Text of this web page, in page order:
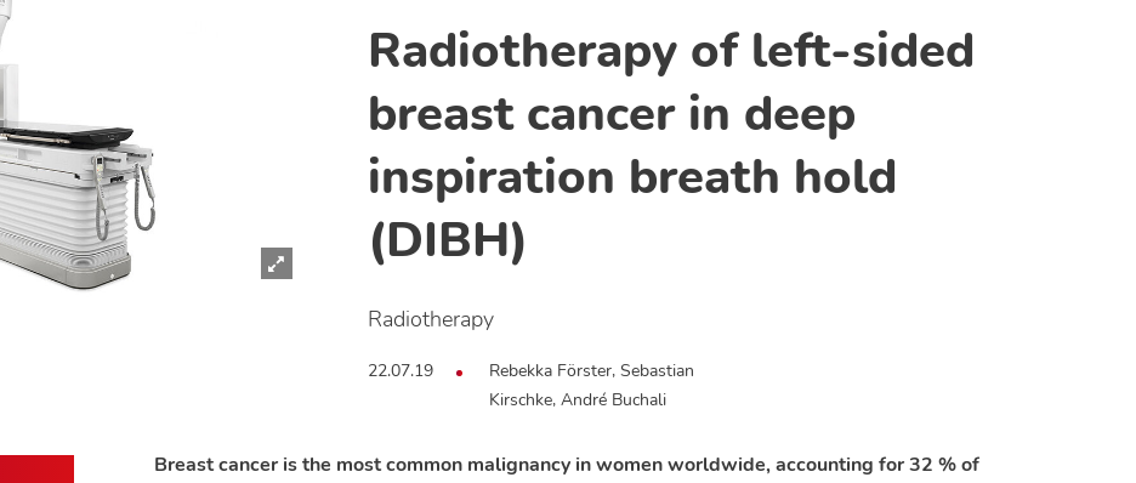
Radiotherapy of left-sided
breast cancer in deep
inspiration breath hold
(DIBH)
Radiotherapy
22.07.19
Rebekka Förster, Sebastian
Kirschke, André Buchali
Breast cancer is the most common malignancy in women worldwide, accounting for 32 % of